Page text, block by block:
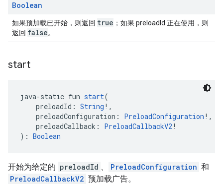
Boolean
如果预加载已开始，则返回 true ；如果 preloadId 正在使用，则
返回 false。
start
java-static fun start(
preloadId: String !,
preloadConfiguration: PreloadConfiguration !,
preloadCallback: PreloadCallbackV2!
): Boolean
开始为给定的 preloadId 、 PreloadConfiguration 和
PreloadCallbackV2 预加载广告。